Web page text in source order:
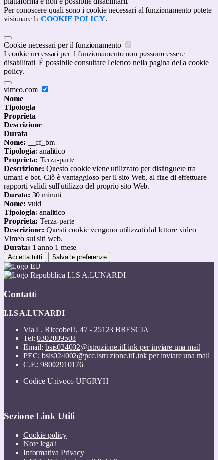
Per conoscere quali sono i cookie necessari al funzionamento potete
visionare la COOKIE POLICY.
Cookie necessari per il funzionamento
I cookie necessari per il funzionamento non possono essere
disabilitati. È possibile consultare l'elenco nella pagina della cookie
policy.
vimeo.com
Nome
Tipologia
Proprieta
Descrizione
Durata
Nome: __cf_bm
Tipologia: analitico
Proprieta: Terza-parte
Descrizione: Questo cookie viene utilizzato per distinguere tra
umani e bot. Ciò è vantaggioso per il sito Web, al fine di effettuare
rapporti validi sull'utilizzo del proprio sito Web.
Durata: 30 minuti
Nome: vuid
Tipologia: analitico
Proprieta: Terza-parte
Descrizione: Questi cookie vengono utilizzati dal lettore video
Vimeo sui siti web.
Durata: 1 anno 1 mese
Accetta tutti Salva le preferenze
I.I.S A.LUNARDI
Contatti
I.I.S A.LUNARDI
Via L. Riccobelli, 47 - 25123 BRESCIA
Tel: 0302009508
Email: bsis024002@istruzione.itLink per inviare una mail
PEC: bsis024002@pec.istruzione.itLink per inviare una mail
C.F.: 98002910176
Codice Univoco UFGRYH
Sezione Link Utili
Cookie policy
Note legali
Informativa Privacy